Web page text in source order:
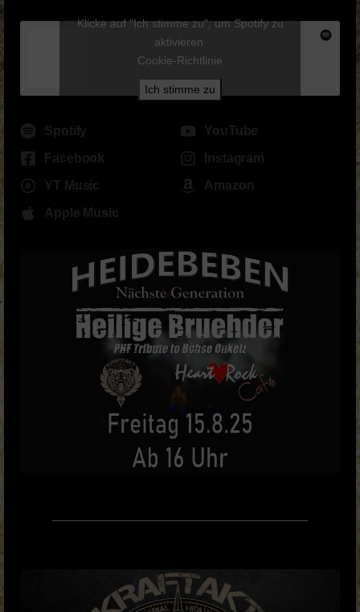
Klicke auf "Ich stimme zu", um Spotify zu
aktivieren
Cookie-Richtlinie
Ich stimme zu
Spotify
YouTube
Facebook
Instagram
YT Music
Amazon
Apple Music